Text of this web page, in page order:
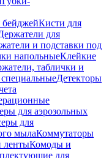
бейджейКисти для
для
и подставки под
напольныеКлейкие
таблички и
Детекторы
для аэрозольных
для
мылаКоммутаторы
лентыКомоды и
для